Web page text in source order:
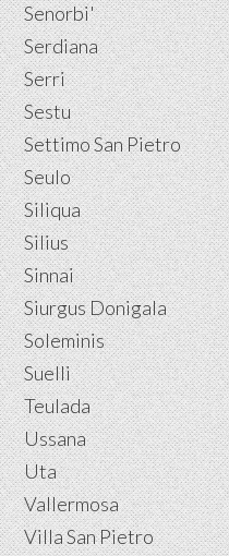
Senorbi'
Serdiana
Serri
Sestu
Settimo San Pietro
Seulo
Siliqua
Silius
Sinnai
Siurgus Donigala
Soleminis
Suelli
Teulada
Ussana
Uta
Vallermosa
Villa San Pietro